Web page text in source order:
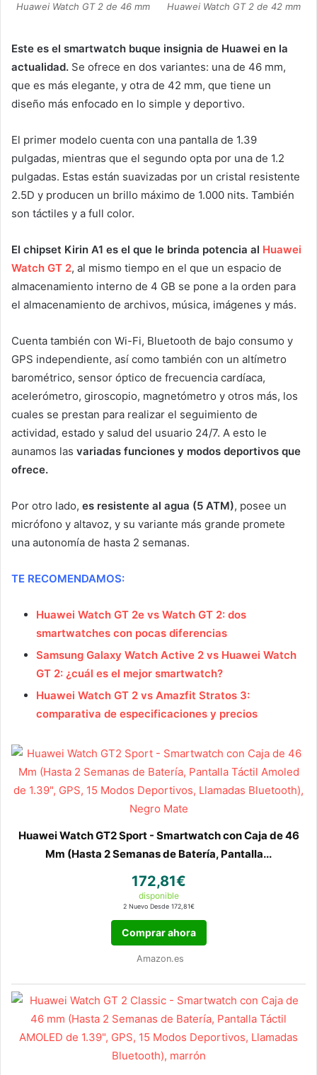
Huawei Watch GT 2 de 46 mm Huawei Watch GT 2 de 42 mm
Este es el smartwatch buque insignia de Huawei en la
actualidad. Se ofrece en dos variantes: una de 46 mm,
que es más elegante, y otra de 42 mm, que tiene un
diseño más enfocado en lo simple y deportivo.
El primer modelo cuenta con una pantalla de 1.39
pulgadas, mientras que el segundo opta por una de 1.2
pulgadas. Estas están suavizadas por un cristal resistente
2.5D y producen un brillo máximo de 1.000 nits. También
son táctiles y a full color.
El chipset Kirin A1 es el que le brinda potencia al Huawei
Watch GT 2, al mismo tiempo en el que un espacio de
almacenamiento interno de 4 GB se pone a la orden para
el almacenamiento de archivos, música, imágenes y más.
Cuenta también con Wi-Fi, Bluetooth de bajo consumo y
GPS independiente, así como también con un altímetro
barométrico, sensor óptico de frecuencia cardíaca,
acelerómetro, giroscopio, magnetómetro y otros más, los
cuales se prestan para realizar el seguimiento de
actividad, estado y salud del usuario 24/7. A esto le
aunamos las variadas funciones y modos deportivos que
ofrece.
Por otro lado, es resistente al agua (5 ATM), posee un
micrófono y altavoz, y su variante más grande promete
una autonomía de hasta 2 semanas.
TE RECOMENDAMOS:
Huawei Watch GT 2e vs Watch GT 2: dos
smartwatches con pocas diferencias
Samsung Galaxy Watch Active 2 vs Huawei Watch
GT 2: ¿cuál es el mejor smartwatch?
Huawei Watch GT 2 vs Amazfit Stratos 3:
comparativa de especificaciones y precios
Huawei Watch GT2 Sport - Smartwatch con Caja de 46
Mm (Hasta 2 Semanas de Batería, Pantalla...
172,81€
disponible
2 Nuevo Desde 172,81€
Comprar ahora
Amazon.es